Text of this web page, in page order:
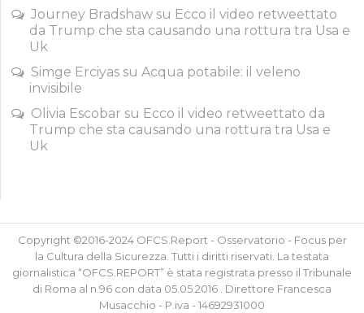
Journey Bradshaw su Ecco il video retweettato
da Trump che sta causando una rottura tra Usa e
Uk
Simge Erciyas su Acqua potabile: il veleno
invisibile
Olivia Escobar su Ecco il video retweettato da
Trump che sta causando una rottura tra Usa e
Uk
Copyright ©2016-2024 OFCS.Report - Osservatorio - Focus per
la Cultura della Sicurezza. Tutti i diritti riservati. La testata
giornalistica “OFCS.REPORT” è stata registrata presso il Tribunale
di Roma al n.96 con data 05.05.2016 . Direttore Francesca
Musacchio - P.iva - 14692931000